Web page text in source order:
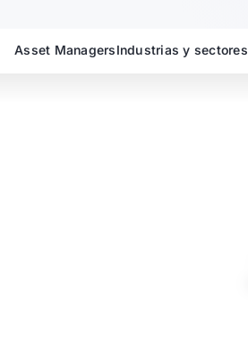
Asset ManagersIndustrias y sectores